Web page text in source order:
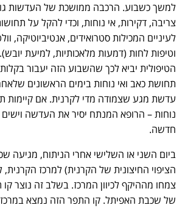
למשך כשבוע. הרכבה ממושכת של העדשות
צריבה, דקירות, אי נוחות, וכדי להקל על
לעיניים המכילות סטרואידים, אנטיביוטיקה,
וטיפות לחות (דמעות מלאכותיות, למיעת
הטיפולית יביא לכך שהשבוע הזה יעבור
תחושת כאב ואי נוחות בימים הראשונים
עדשת מגע שצמודה מדי לקרנית. אם קיימות
נוחות – הרופא המנתח יסיר את העדשה
חדשה.
ביום השני או השלישי אחרי הניתוח, מגיעה
הציפוי החיצונית של הקרנית) למרכז
צמחו מההיקף לכיוון המרכז. בשלב זה נוצר
של שכבת האפיתל. קו התפר הזה נמצא במרכז